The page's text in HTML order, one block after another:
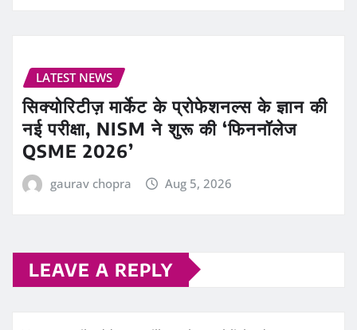
LATEST NEWS
सिक्योरिटीज़ मार्केट के प्रोफेशनल्स के ज्ञान की
नई परीक्षा, NISM ने शुरू की ‘फिननॉलेज
QSME 2026’
gaurav chopra Aug 5, 2026
LEAVE A REPLY